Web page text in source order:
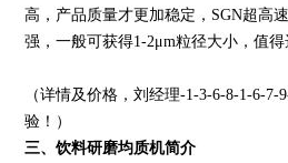
高，产品质量才更加稳定，SGN超高
强，一般可获得1-2μm粒径大小，值得
（详情及价格，刘经理-1-3-6-8-1-6-
验！）
三、饮料研磨均质机简介